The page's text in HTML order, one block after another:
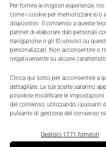
Per fornire le migliori esperienze,
come i cookie per memorizzare e/o
dispositivo. Il consenso a queste
partner di elaborare dati personali
navigazione o gli ID univoci su
personalizzati. Non acconsentire o
negativamente su alcune
Clicca qui sotto per acconsentire a
dettagliate. Le tue scelte saranno
possibile modificare le
del consenso, utilizzando i pulsanti
pulsante di gestione del consenso
Gestisci 1771 fornitori
TI POTREBBERO